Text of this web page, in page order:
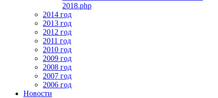
2018.php
2014 год
2013 год
2012 год
2011 год
2010 год
2009 год
2008 год
2007 год
2006 год
Новости